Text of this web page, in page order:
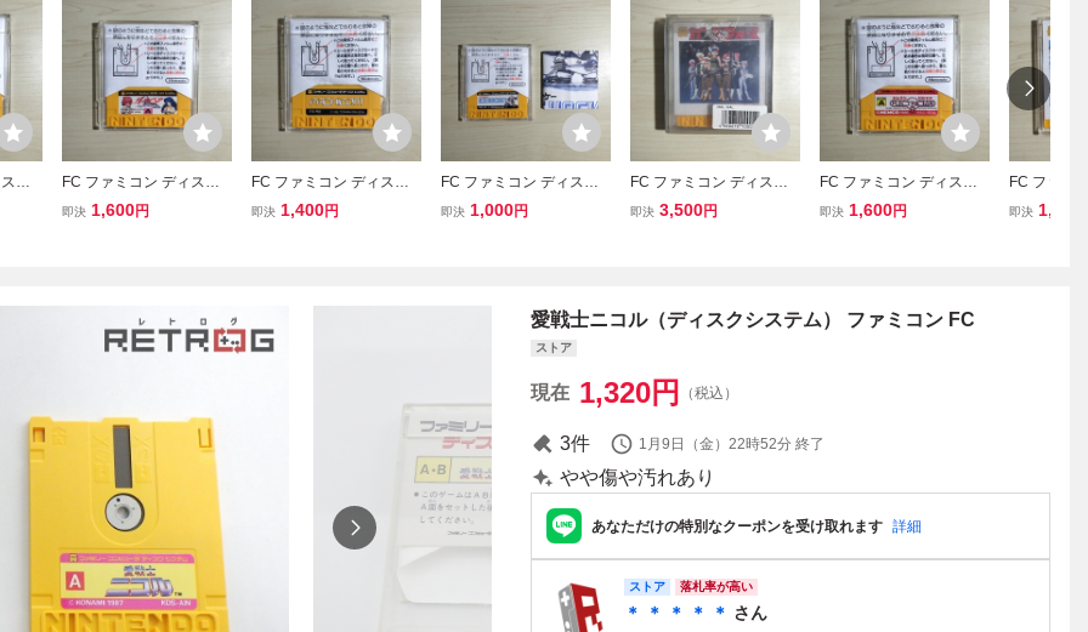
ク
FC ファミコン ディスク
システム ディスクカード
即決 1,600円
FC ファミコン ディスク
システム ディスクカード
即決 1,400円
FC ファミコン ディスク
システム ディスクカード
即決 1,000円
FC ファミコン ディスク
システム ディスクカード
即決 3,500円
FC ファミコン ディスク
システム ディスクカード
即決 1,600円
FC ファミ
システム
即決 1,600
愛戦士ニコル（ディスクシステム） ファミコン FC
ストア
現在 1,320円 （税込）
3件 1月9日（金）22時52分 終了
やや傷や汚れあり
あなただけの特別なクーポンを受け取れます 詳細
ストア 落札率が高い
＊ ＊ ＊ ＊ ＊ さん